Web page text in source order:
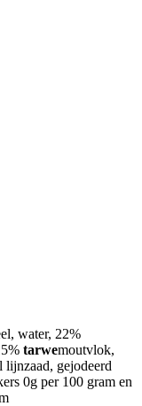
water, 22%
tarwemoutvlok,
lijnzaad, gejodeerd
0g per 100 gram en